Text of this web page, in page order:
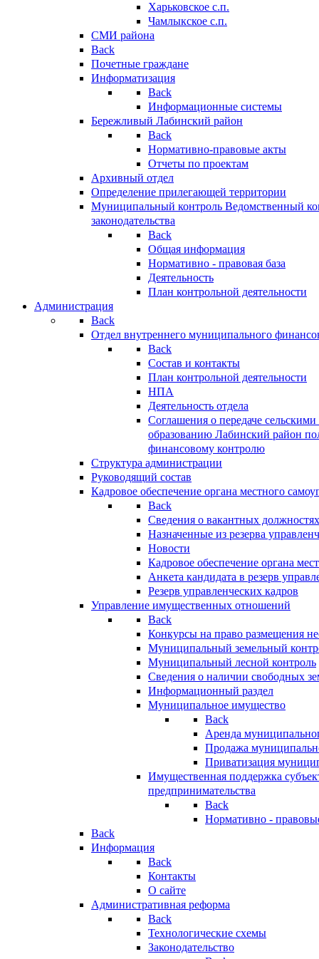
Харьковское с.п.
Чамлыкское с.п.
СМИ района
Back
Почетные граждане
Информатизация
Back
Информационные системы
Бережливый Лабинский район
Back
Нормативно-правовые акты
Отчеты по проектам
Архивный отдел
Определение прилегающей территории
Муниципальный контроль Ведомственный
законодательства
Back
Общая информация
Нормативно - правовая база
Деятельность
План контрольной деятельности
Администрация
Back
Отдел внутреннего муниципального
Back
Состав и контакты
План контрольной деятельности
НПА
Деятельность отдела
Соглашения о передаче
образованию Лабинский район
финансовому контролю
Структура администрации
Руководящий состав
Кадровое обеспечение органа местного
Back
Сведения о вакантных
Назначенные из резерва
Новости
Кадровое обеспечение органа
Анкета кандидата в резерв
Резерв управленческих кадров
Управление имущественных отношений
Back
Конкурсы на право размещения
Муниципальный земельный
Муниципальный лесной контроль
Сведения о наличии свободных
Информационный раздел
Муниципальное имущество
Back
Аренда
Продажа
Приватизация
Имущественная поддержка
предпринимательства
Back
Нормативно -
Back
Информация
Back
Контакты
О сайте
Административная реформа
Back
Технологические схемы
Законодательство